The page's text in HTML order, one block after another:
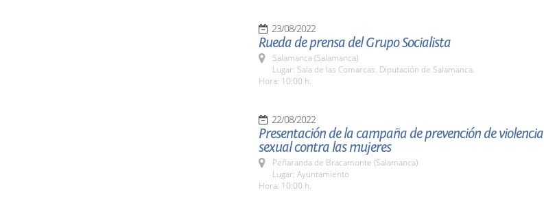
23/08/2022
Rueda de prensa del Grupo Socialista
Salamanca (Salamanca)
Lugar: Sala de las Comarcas. Diputación de Salamanca.
Hora: 10:00 h.
22/08/2022
Presentación de la campaña de prevención de violencia
sexual contra las mujeres
Peñaranda de Bracamonte (Salamanca)
Lugar: Ayuntamiento
Hora: 10:00 h.